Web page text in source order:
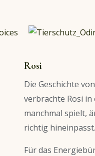
Rosi
Die Geschichte
verbrachte Rosi in
manchmal spielt,
richtig hineinpasst.
Für das